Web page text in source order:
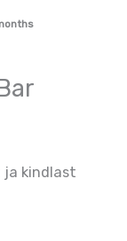
ja kindlast